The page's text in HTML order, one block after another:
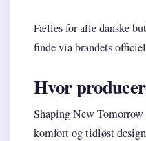
Fælles for alle danske
finde via brandets
Hvor
Shaping New
komfort og tidløst